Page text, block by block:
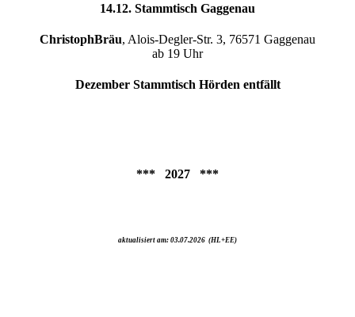
14.12. Stammtisch Gaggenau
ChristophBräu, Alois-Degler-Str. 3, 76571 Gaggenau
ab 19 Uhr
Dezember Stammtisch Hörden entfällt
*** 2027 ***
aktualisiert am: 03.07.2026 (HL+EE)